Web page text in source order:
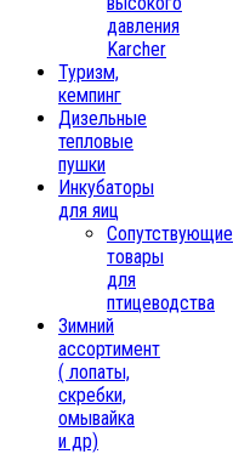
давления
Karcher
Туризм,
кемпинг
Дизельные
тепловые
пушки
Инкубаторы
для яиц
Сопутствующие
товары
для
птицеводства
Зимний
ассортимент
( лопаты,
скребки,
омывайка
и др)